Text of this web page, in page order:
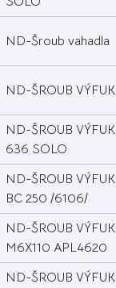
ND-Šroub vahadla
ND-ŠROUB
ND-ŠROUB
636 SOLO
ND-ŠROUB
BC 250 /6106/
ND-ŠROUB
M6X110 APL4620
ND-ŠROUB